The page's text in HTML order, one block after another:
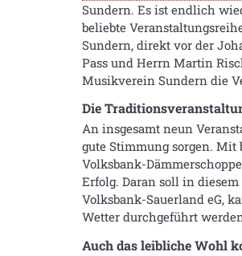
Sundern. Es ist endlich
beliebte
Sundern, direkt vor der
Pass und Herrn Martin
Musikverein Sundern die
Die
An insgesamt neun
gute Stimmung sorgen.
Volksbank-
Erfolg. Daran soll in
Volksbank-Sauerland eG,
Wetter durchgeführt
Auch das leibliche Wohl